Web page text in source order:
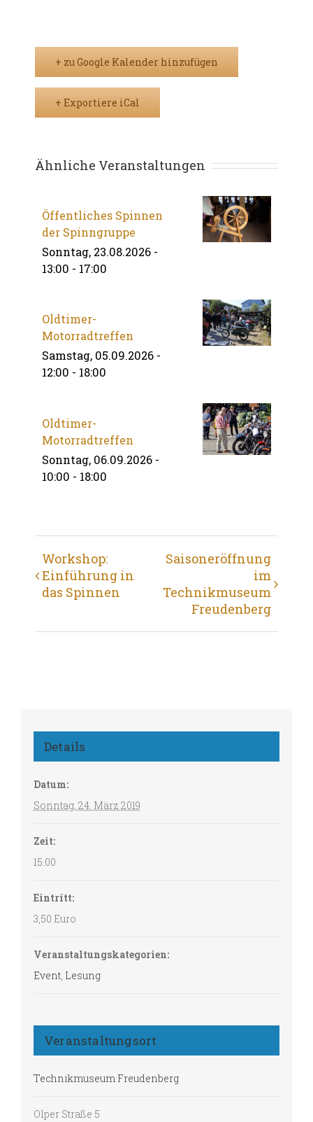
+ zu Google Kalender hinzufügen
+ Exportiere iCal
Ähnliche Veranstaltungen
Öffentliches Spinnen
der Spinngruppe
Sonntag, 23.08.2026 -
13:00 - 17:00
Oldtimer-
Motorradtreffen
Samstag, 05.09.2026 -
12:00 - 18:00
Oldtimer-
Motorradtreffen
Sonntag, 06.09.2026 -
10:00 - 18:00
Veranstaltung
Navigation
Workshop:
Einführung in
das Spinnen
Saisoneröffnung
im
Technikmuseum
Freudenberg
Details
Datum:
Sonntag, 24. März 2019
Zeit:
15:00
Eintritt:
3,50 Euro
Veranstaltungskategorien:
Event, Lesung
Veranstaltungsort
Technikmuseum Freudenberg
Olper Straße 5